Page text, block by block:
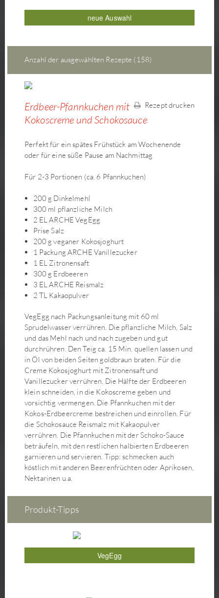
Frühlingsrollen mit Karotten-Lauch-Ananas Füllung
Gebratene Shirataki in Erdnusssauce
Gebratene Shirataki Spaghetti
Gefüllte Ofen-Süßkartoffel mit Curry Saté-Dressing
Gemüse-Bowl mit Thailändischem Dressing
Gemüse-Tofuspieße mit Misosauce
Glasnudelsalat Thai Sweet Chili
Gomasio
Grüner Spargel-Salat mit Ume-Su-Dressing
Gurkensalat
Hefezopf mit Schokocreme
Himbeer-Mandelcreme-Tarte
Hirse-Gemüse-Schnitte mit Senfkruste
Indonesisches Gado-Gado - Wokgemüse mit köstlicher
Sauce
Japanische Udon Seitan Suppe
Kaffee-Schoko-Schnitten
Kartoffel-Gemüse-Gratin
Kirschtaler
Kohlsäckchen mit Soja-Hack, Shiitake, Dulse und
Buchweizen-Teriyaki-Füllung auf Kürbis-Paprika-
Cremesauce
Kokos-Currysuppe mit Süßkartoffeln, Blumenkohl und
Glasnudeln
Kokos-Matcha-Makronen
Kokosmilchreis mit Mango und karamelliger Kokossauce
Koreanische Glasnudelpfanne Japchae
Körnerbrötchen (mit Hefe)
Korokke– japanische Kroketten
Kürbis-Brioche
Kürbis-Flammkuchen mit Grünkohl-Lauch-Salat
Kürbis-Misosuppe
Kürbisaufstrich
Lauchgemüse mit veganer Sauce Bèarnaise
Lebkuchen
Linsenbraten mit Pflaumen
Maiskölbchen-Frites
Maki Sushi
neue Auswahl
Anzahl der ausgewählten Rezepte (158)
Rezept drucken
Erdbeer-Pfannkuchen mit
Kokoscreme und Schokosauce
Perfekt für ein spätes Frühstück am Wochenende
oder für eine süße Pause am Nachmittag
Für 2-3 Portionen (ca. 6 Pfannkuchen)
200 g Dinkelmehl
300 ml pflanzliche Milch
2 EL ARCHE VegEgg
Prise Salz
200 g veganer Kokosjoghurt
1 Packung ARCHE Vanillezucker
1 EL Zitronensaft
300 g Erdbeeren
3 EL ARCHE Reismalz
2 TL Kakaopulver
VegEgg nach Packungsanleitung mit 60 ml
Sprudelwasser verrühren. Die pflanzliche Milch, Salz
und das Mehl nach und nach zugeben und gut
durchrühren. Den Teig ca. 15 Min. quellen lassen und
in Öl von beiden Seiten goldbraun braten. Für die
Creme Kokosjoghurt mit Zitronensaft und
Vanillezucker verrühren. Die Hälfte der Erdbeeren
klein schneiden, in die Kokoscreme geben und
vorsichtig vermengen. Die Pfannkuchen mit der
Kokos-Erdbeercreme bestreichen und einrollen. Für
die Schokosauce Reismalz mit Kakaopulver
verrühren. Die Pfannkuchen mit der Schoko-Sauce
beträufeln, mit den restlichen halbierten Erdbeeren
garnieren und servieren. Tipp: schmecken auch
köstlich mit anderen Beerenfrüchten oder Aprikosen,
Nektarinen u.a.
Produkt-Tipps
VegEgg